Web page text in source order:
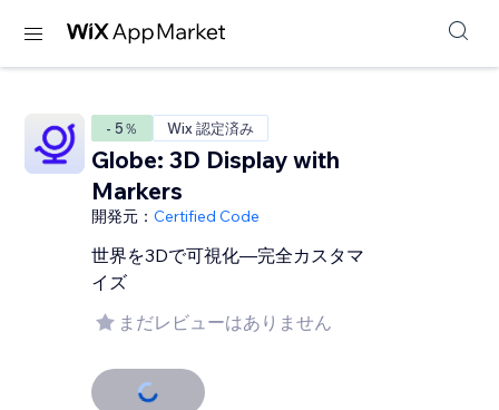
- 5％ Wix 認定済み
Globe: 3D Display with
Markers
開発元：Certified Code
世界を3Dで可視化—完全カスタマ
イズ
まだレビューはありません